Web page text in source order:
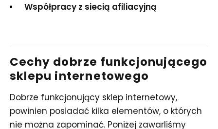
Współpracy z siecią afiliacyjną
Cechy dobrze funkcjonującego
sklepu internetowego
Dobrze funkcjonujący sklep internetowy,
powinien posiadać kilka elementów, o których
nie można zapominać. Poniżej zawarliśmy